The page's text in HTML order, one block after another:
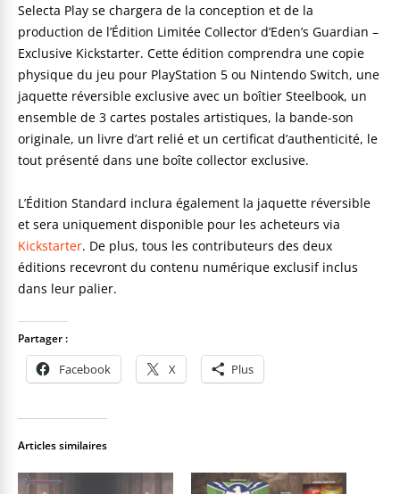
Selecta Play se chargera de la conception et de la
production de l’Édition Limitée Collector d’Eden’s Guardian –
Exclusive Kickstarter. Cette édition comprendra une copie
physique du jeu pour PlayStation 5 ou Nintendo Switch, une
jaquette réversible exclusive avec un boîtier Steelbook, un
ensemble de 3 cartes postales artistiques, la bande-son
originale, un livre d’art relié et un certificat d’authenticité, le
tout présenté dans une boîte collector exclusive.
L’Édition Standard inclura également la jaquette réversible
et sera uniquement disponible pour les acheteurs via
Kickstarter. De plus, tous les contributeurs des deux
éditions recevront du contenu numérique exclusif inclus
dans leur palier.
Partager :
Facebook X Plus
Articles similaires